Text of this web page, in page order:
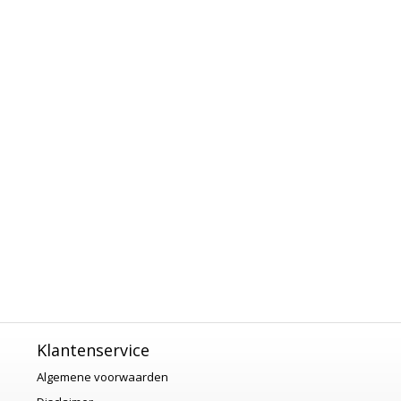
Klantenservice
Algemene voorwaarden